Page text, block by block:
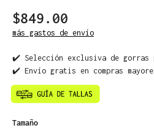
$849.00
más gastos de envío
✔️ Selección exclusiva de gorras
✔️ Envío gratis en compras
Seleccione
Tamaño